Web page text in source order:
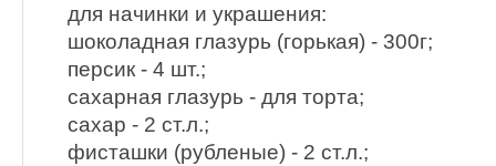
для начинки и украшения:
шоколадная глазурь (горькая) - 300г;
персик - 4 шт.;
сахарная глазурь - для торта;
сахар - 2 ст.л.;
фисташки (рубленые) - 2 ст.л.;